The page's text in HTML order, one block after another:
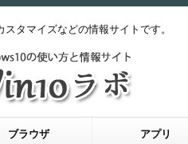
タマイズなどの情報サイトです。
ブラウザ アプリ